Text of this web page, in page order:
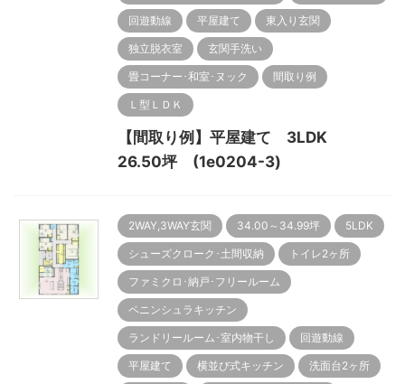
回遊動線 平屋建て 東入り玄関
独立脱衣室 玄関手洗い
畳コーナー･和室･ヌック 間取り例
Ｌ型ＬＤＫ
【間取り例】平屋建て 3LDK
26.50坪 (1e0204-3)
2WAY,3WAY玄関 34.00～34.99坪 5LDK
シューズクローク･土間収納 トイレ2ヶ所
ファミクロ･納戸･フリールーム
ペニンシュラキッチン
ランドリールーム･室内物干し 回遊動線
平屋建て 横並び式キッチン 洗面台2ヶ所